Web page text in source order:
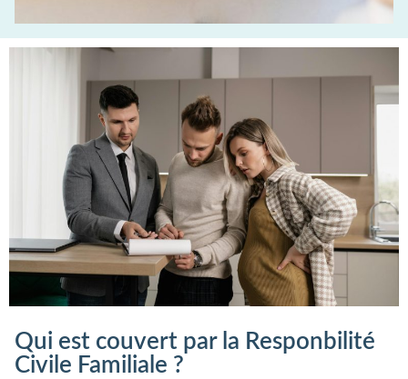
Qui est couvert par la Responbilité
Civile Familiale ?